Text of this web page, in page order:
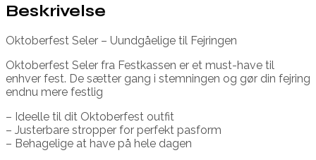
Beskrivelse
Oktoberfest Seler – Uundgåelige til Fejringen
Oktoberfest Seler fra Festkassen er et must-have til
enhver fest. De sætter gang i stemningen og gør din fejring
endnu mere festlig
– Ideelle til dit Oktoberfest outfit
– Justerbare stropper for perfekt pasform
– Behagelige at have på hele dagen